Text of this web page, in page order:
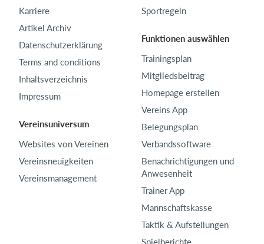
Karriere
Artikel Archiv
Datenschutzerklärung
Terms and conditions
Inhaltsverzeichnis
Impressum
Vereinsuniversum
Websites von Vereinen
Vereinsneuigkeiten
Vereinsmanagement
Sportregeln
Funktionen auswählen
Trainingsplan
Mitgliedsbeitrag
Homepage erstellen
Vereins App
Belegungsplan
Verbandssoftware
Benachrichtigungen und
Anwesenheit
Trainer App
Mannschaftskasse
Taktik & Aufstellungen
Spielberichte